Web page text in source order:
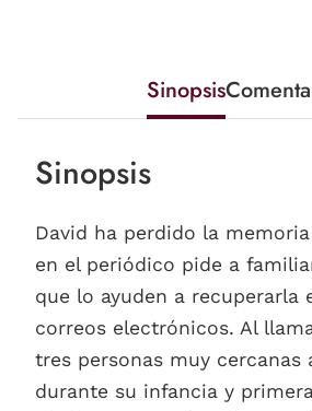
Sinopsis
Sinopsis
David ha perdido la
en el periódico pide a
que lo ayuden a recuperarla
correos electrónicos. Al
tres personas muy cercanas
durante su infancia y